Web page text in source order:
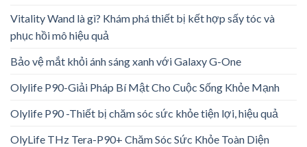
Vitality Wand là gì? Khám phá thiết bị kết hợp sấy tóc và
phục hồi mô hiệu quả
Bảo vệ mắt khỏi ánh sáng xanh với Galaxy G-One
Olylife P90-Giải Pháp Bí Mật Cho Cuộc Sống Khỏe Mạnh
Olylife P90 -Thiết bị chăm sóc sức khỏe tiện lợi, hiệu quả
OlyLife THz Tera-P90+ Chăm Sóc Sức Khỏe Toàn Diện